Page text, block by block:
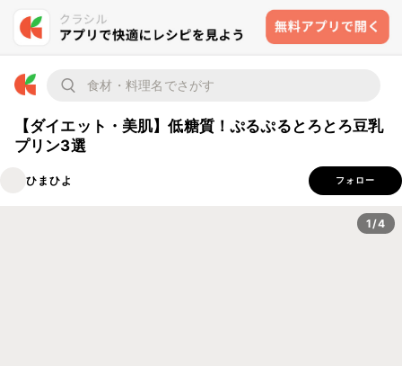
【ダイエット・美肌】低糖質！ぷるぷるとろとろ豆乳
プリン3選
ひまひよ フォロー
1/4